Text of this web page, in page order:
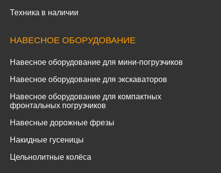
Техника в наличии
НАВЕСНОЕ ОБОРУДОВАНИЕ
Навесное оборудование для мини-погрузчиков
Навесное оборудование для экскаваторов
Навесное оборудование для компактных
фронтальных погрузчиков
Навесные дорожные фрезы
Накидные гусеницы
Цельнолитные колёса